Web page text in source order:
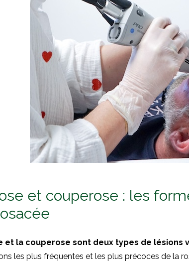
et couperose : les
et la couperose sont deux types de lésions
les plus fréquentes et les plus précoces de la